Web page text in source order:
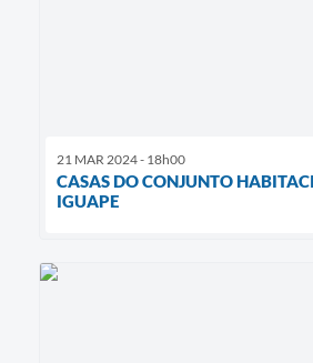
21 MAR 2024 - 18h00
CASAS DO CONJUNTO
IGUAPE